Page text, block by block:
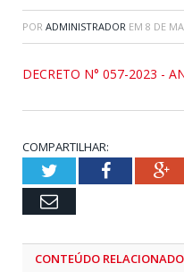
POR ADMINISTRADOR EM 8 DE
DECRETO N° 057-2023 -
COMPARTILHAR:
TwitterFacebook
Email
CONTEÚDO RELACIONADO